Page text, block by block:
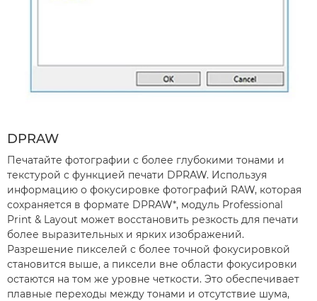
DPRAW
Печатайте фотографии с более глубокими тонами и
текстурой с функцией печати DPRAW. Используя
информацию о фокусировке фотографий RAW, которая
сохраняется в формате DPRAW*, модуль Professional
Print & Layout может восстановить резкость для печати
более выразительных и ярких изображений.
Разрешение пикселей с более точной фокусировкой
становится выше, а пиксели вне области фокусировки
остаются на том же уровне четкости. Это обеспечивает
плавные переходы между тонами и отсутствие шума,